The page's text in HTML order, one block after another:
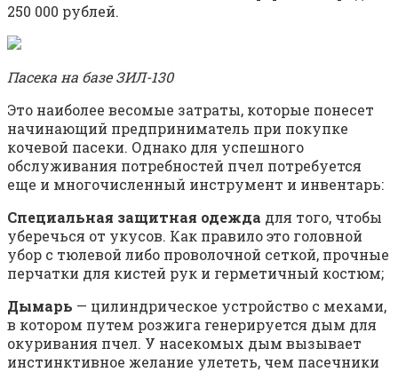
250 000 рублей.
Пасека на базе ЗИЛ-130
Это наиболее весомые затраты, которые понесет
начинающий предприниматель при покупке
кочевой пасеки. Однако для успешного
обслуживания потребностей пчел потребуется
еще и многочисленный инструмент и инвентарь:
Специальная защитная одежда для того, чтобы
уберечься от укусов. Как правило это головной
убор с тюлевой либо проволочной сеткой, прочные
перчатки для кистей рук и герметичный костюм;
Дымарь — цилиндрическое устройство с мехами,
в котором путем розжига генерируется дым для
окуривания пчел. У насекомых дым вызывает
инстинктивное желание улететь, чем пасечники